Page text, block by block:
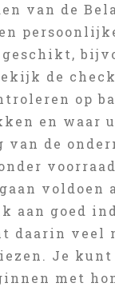
van de
de
op
en waar
de
voldoen
aan goed
daarin veel
Je kunt
met